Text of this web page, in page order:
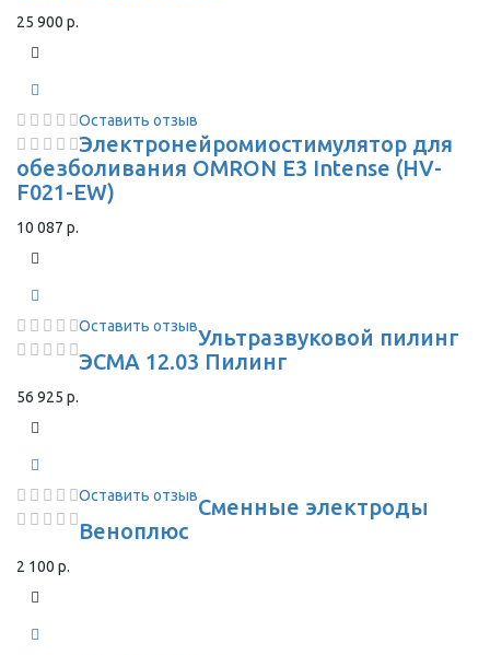
25 900 р.
Оставить отзыв
Электронейромиостимулятор для
обезболивания OMRON Е3 Intense (HV-
F021-EW)
10 087 р.
Оставить отзывУльтразвуковой пилинг
ЭСМА 12.03 Пилинг
56 925 р.
Оставить отзывСменные электроды
Веноплюс
2 100 р.